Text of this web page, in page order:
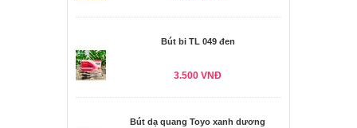
Bút bi TL 049 đen
3.500 VNĐ
Bút dạ quang Toyo xanh dương